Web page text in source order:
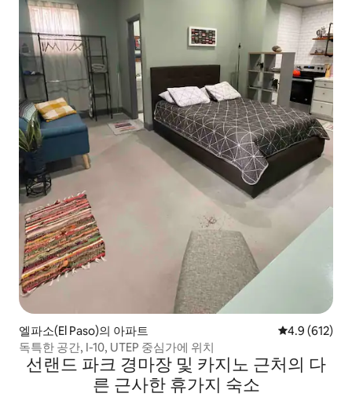
엘파소(El Paso)의 아파트 평점 4.9점(5
4.9 (612)
독특한 공간, I-10, UTEP 중심가에 위치
선랜드 파크 경마장 및 카지노 근처의 다
른 근사한 휴가지 숙소